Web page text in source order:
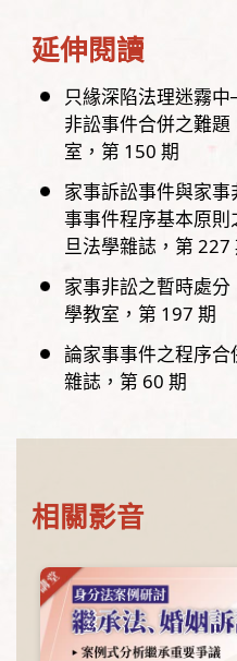
延伸閱讀
只緣深陷法理迷霧
非訟事件合併之難題
室， 第 150 期
家事訴訟事件與家
事事件程序基本原則
旦法學雜誌， 第 227
家事非訟之暫時處分
學教室， 第 197 期
論家事事件之程序合
雜誌， 第 60 期
相關影音